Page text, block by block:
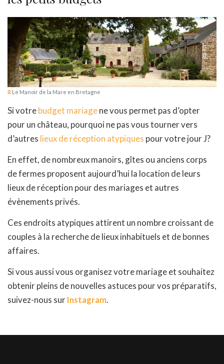
Le Manoir de la Mare en Bretagne
Si votrebudget mariagene vous permet pas d’opter
pour un château, pourquoi ne pas vous tourner vers
d’autres lieux de réception atypiques pour votre jour J?
En effet, de nombreux manoirs, gîtes ou anciens corps
de fermes proposent aujourd’hui la location de leurs
lieux de réception pour des mariages et autres
évènements privés.
Ces endroits atypiques attirent un nombre croissant de
couples à la recherche de lieux inhabituels et de bonnes
affaires.
Si vous aussi vous organisez votre mariage et souhaitez
obtenir pleins de nouvelles astuces pour vos préparatifs,
suivez-nous surInstagram.